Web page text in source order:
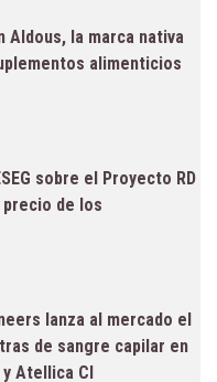
Aldous, la marca nativa
alimenticios
sobre el Proyecto RD
de los
lanza al mercado el
de sangre capilar en
Atellica CI